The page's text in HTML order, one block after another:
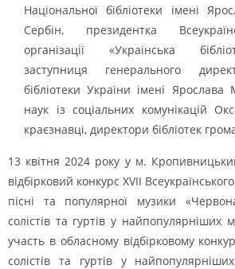
Національної бібліотеки імені
Сербін, президентка
організації «Українська
заступниця генерального
бібліотеки України імені Ярослава
наук із соціальних комунікацій
краєзнавці, директори бібліотек
13 квітня 2024 року у м.
відбірковий конкурс ХVІІ
пісні та популярної музики
солістів та гуртів у
участь в обласному відбірковому
солістів та гуртів у